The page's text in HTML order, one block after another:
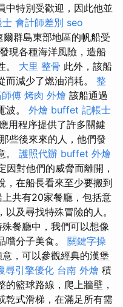
中特別受歡迎，因此他並
士 會計師差別 seo
群島東部地區的帆船受
現各種海洋風險，造船
。 大里 整骨 此外，該船
而減少了燃油消耗。 整
傅 烤肉 外燴 該船通過
波。 外燴 buffet 記帳士
用程序提供了許多關鍵
些後來來的人，他們發
。 護照代辦 buffet 外燴
因對他們的威脅而離開，
，在船長看來至少要搬到
上共有20家餐廳，包括意
及尋找特殊冒險的人。
餐廳中，我們可以想像
嚐分子美食。 關鍵字操
，可以參觀經典的漢堡
尋引擎優化 台南 外燴 積
籃球路線，爬上牆壁，
乾式滑梯，在滿足所有需